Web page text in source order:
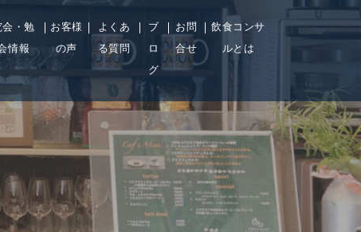
・勉
情報
お客様
の声
よくあ
る質問
ブ
ロ
グ
お問
合せ
飲食コンサ
ルとは
foodboros/foodboros.com/public_html/wp-
themes/food-b/archive.php
on
line
25